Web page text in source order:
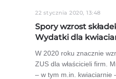
22 stycznia 2020, 13:48
Spory wzrost
Wydatki dla
W 2020 roku znacznie
ZUS dla właścicieli firm.
– w tym m.in. kwiaciarnie